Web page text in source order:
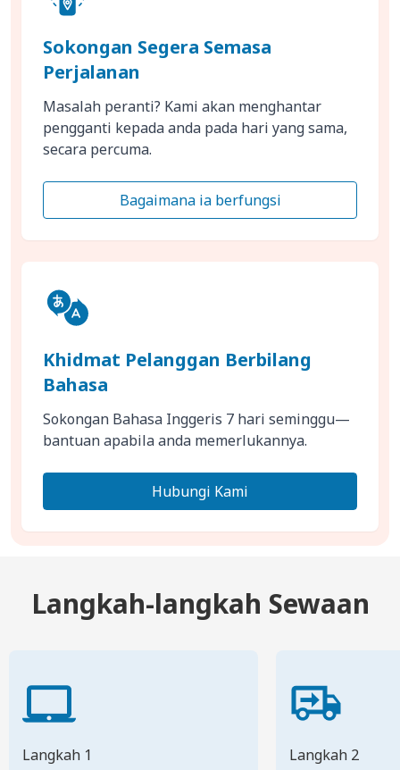
Sokongan Segera Semasa
Perjalanan
Masalah peranti? Kami akan menghantar
pengganti kepada anda pada hari yang sama,
secara percuma.
Bagaimana ia berfungsi
Khidmat Pelanggan Berbilang
Bahasa
Sokongan Bahasa Inggeris 7 hari seminggu—
bantuan apabila anda memerlukannya.
Hubungi Kami
Langkah-langkah Sewaan
Langkah 1 Langkah 2